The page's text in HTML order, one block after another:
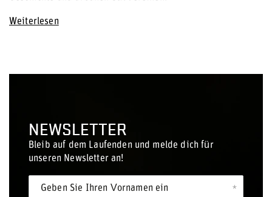
Weiterlesen
NEWSLETTER
Bleib auf dem Laufenden und melde dich für
unseren Newsletter an!
Geben Sie Ihren Vornamen ein